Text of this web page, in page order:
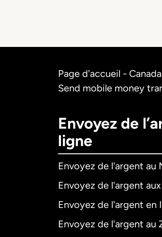
Page d'accueil - Canada
Send mobile money
Envoyez de
ligne
Envoyez de l'argent au
Envoyez de l'argent
Envoyez de l'argent en
Envoyez de l'argent au